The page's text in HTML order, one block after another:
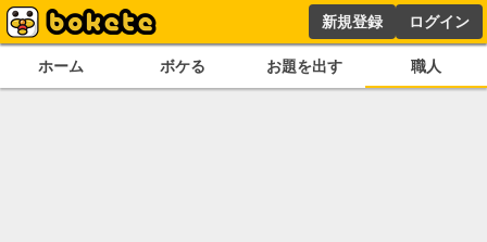
新規登録 ログイン
ホーム ボケる お題を出す 職人